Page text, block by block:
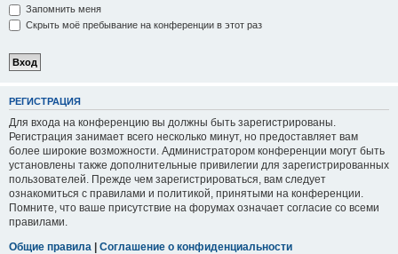
Запомнить меня
Скрыть моё пребывание на конференции в этот раз
РЕГИСТРАЦИЯ
Для входа на конференцию вы должны быть зарегистрированы.
Регистрация занимает всего несколько минут, но предоставляет вам
более широкие возможности. Администратором конференции могут быть
установлены также дополнительные привилегии для зарегистрированных
пользователей. Прежде чем зарегистрироваться, вам следует
ознакомиться с правилами и политикой, принятыми на конференции.
Помните, что ваше присутствие на форумах означает согласие со всеми
правилами.
Общие правила | Соглашение о конфиденциальности